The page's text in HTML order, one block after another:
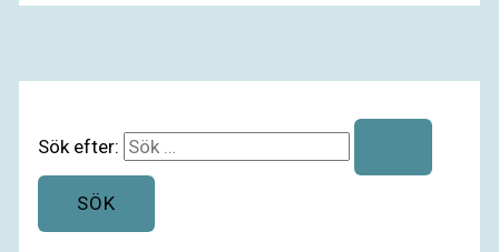
Sök efter: